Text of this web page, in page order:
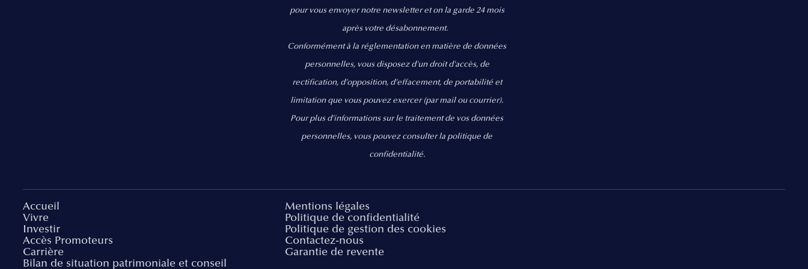
pour vous envoyer notre newsletter et on la garde 24 mois
après votre désabonnement.
Conformément à la réglementation en matière de données
personnelles, vous disposez d'un droit d'accès, de
rectification, d’opposition, d’effacement, de portabilité et
limitation que vous pouvez exercer(par mail ou courrier).
Pour plus d’informations sur le traitement de vos données
personnelles, vous pouvez consulter la politique de
confidentialité.
Accueil
Vivre
Investir
Accès Promoteurs
Carrière
Bilan de situation patrimoniale et conseil
Mentions légales
Politique de confidentialité
Politique de gestion des cookies
Contactez-nous
Garantie de revente